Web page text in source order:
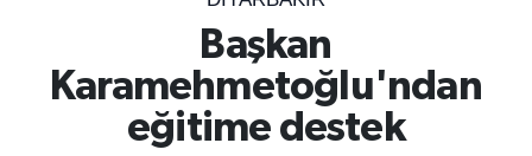
Başkan
Karamehmetoğlu'ndan
eğitime destek
EĞİTİM
Son Dakika Haberleri
Haber Arşivi